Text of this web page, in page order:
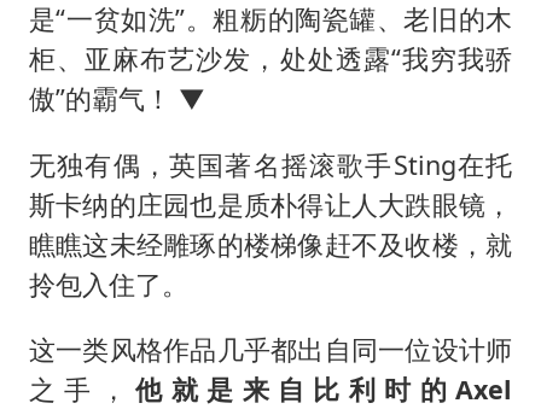
是“一贫如洗”。粗粝的陶瓷罐、老旧的木
柜、亚麻布艺沙发，处处透露“我穷我骄
傲”的霸气！ ▼
无独有偶，英国著名摇滚歌手Sting在托
斯卡纳的庄园也是质朴得让人大跌眼镜，
瞧瞧这未经雕琢的楼梯像赶不及收楼，就
拎包入住了。
这一类风格作品几乎都出自同一位设计师
之手，他就是来自比利时的Axel